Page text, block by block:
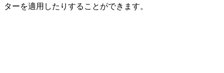
ターを適用したりすることができます。